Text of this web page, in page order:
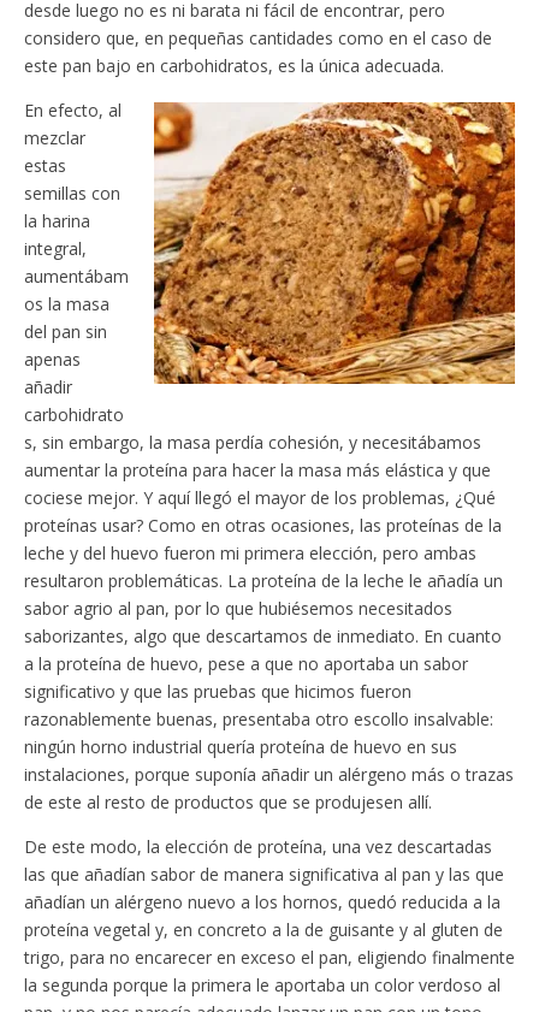
desde luego no es ni barata ni fácil de encontrar, pero
considero que, en pequeñas cantidades como en el caso de
este pan bajo en carbohidratos, es la única adecuada.
En efecto, al
mezclar
estas
semillas con
la harina
integral,
aumentábam
os la masa
del pan sin
apenas
añadir
carbohidrato
s, sin embargo, la masa perdía cohesión, y necesitábamos
aumentar la proteína para hacer la masa más elástica y que
cociese mejor. Y aquí llegó el mayor de los problemas, ¿Qué
proteínas usar? Como en otras ocasiones, las proteínas de la
leche y del huevo fueron mi primera elección, pero ambas
resultaron problemáticas. La proteína de la leche le añadía un
sabor agrio al pan, por lo que hubiésemos necesitados
saborizantes, algo que descartamos de inmediato. En cuanto
a la proteína de huevo, pese a que no aportaba un sabor
significativo y que las pruebas que hicimos fueron
razonablemente buenas, presentaba otro escollo insalvable:
ningún horno industrial quería proteína de huevo en sus
instalaciones, porque suponía añadir un alérgeno más o trazas
de este al resto de productos que se produjesen allí.
De este modo, la elección de proteína, una vez descartadas
las que añadían sabor de manera significativa al pan y las que
añadían un alérgeno nuevo a los hornos, quedó reducida a la
proteína vegetal y, en concreto a la de guisante y al gluten de
trigo, para no encarecer en exceso el pan, eligiendo finalmente
la segunda porque la primera le aportaba un color verdoso al